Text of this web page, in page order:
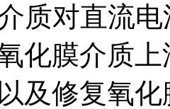
质对直流电
化膜介质
及修复氧